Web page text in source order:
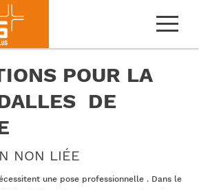
POUR LA
DE
NON LIÉE
une pose professionnelle . Dans le